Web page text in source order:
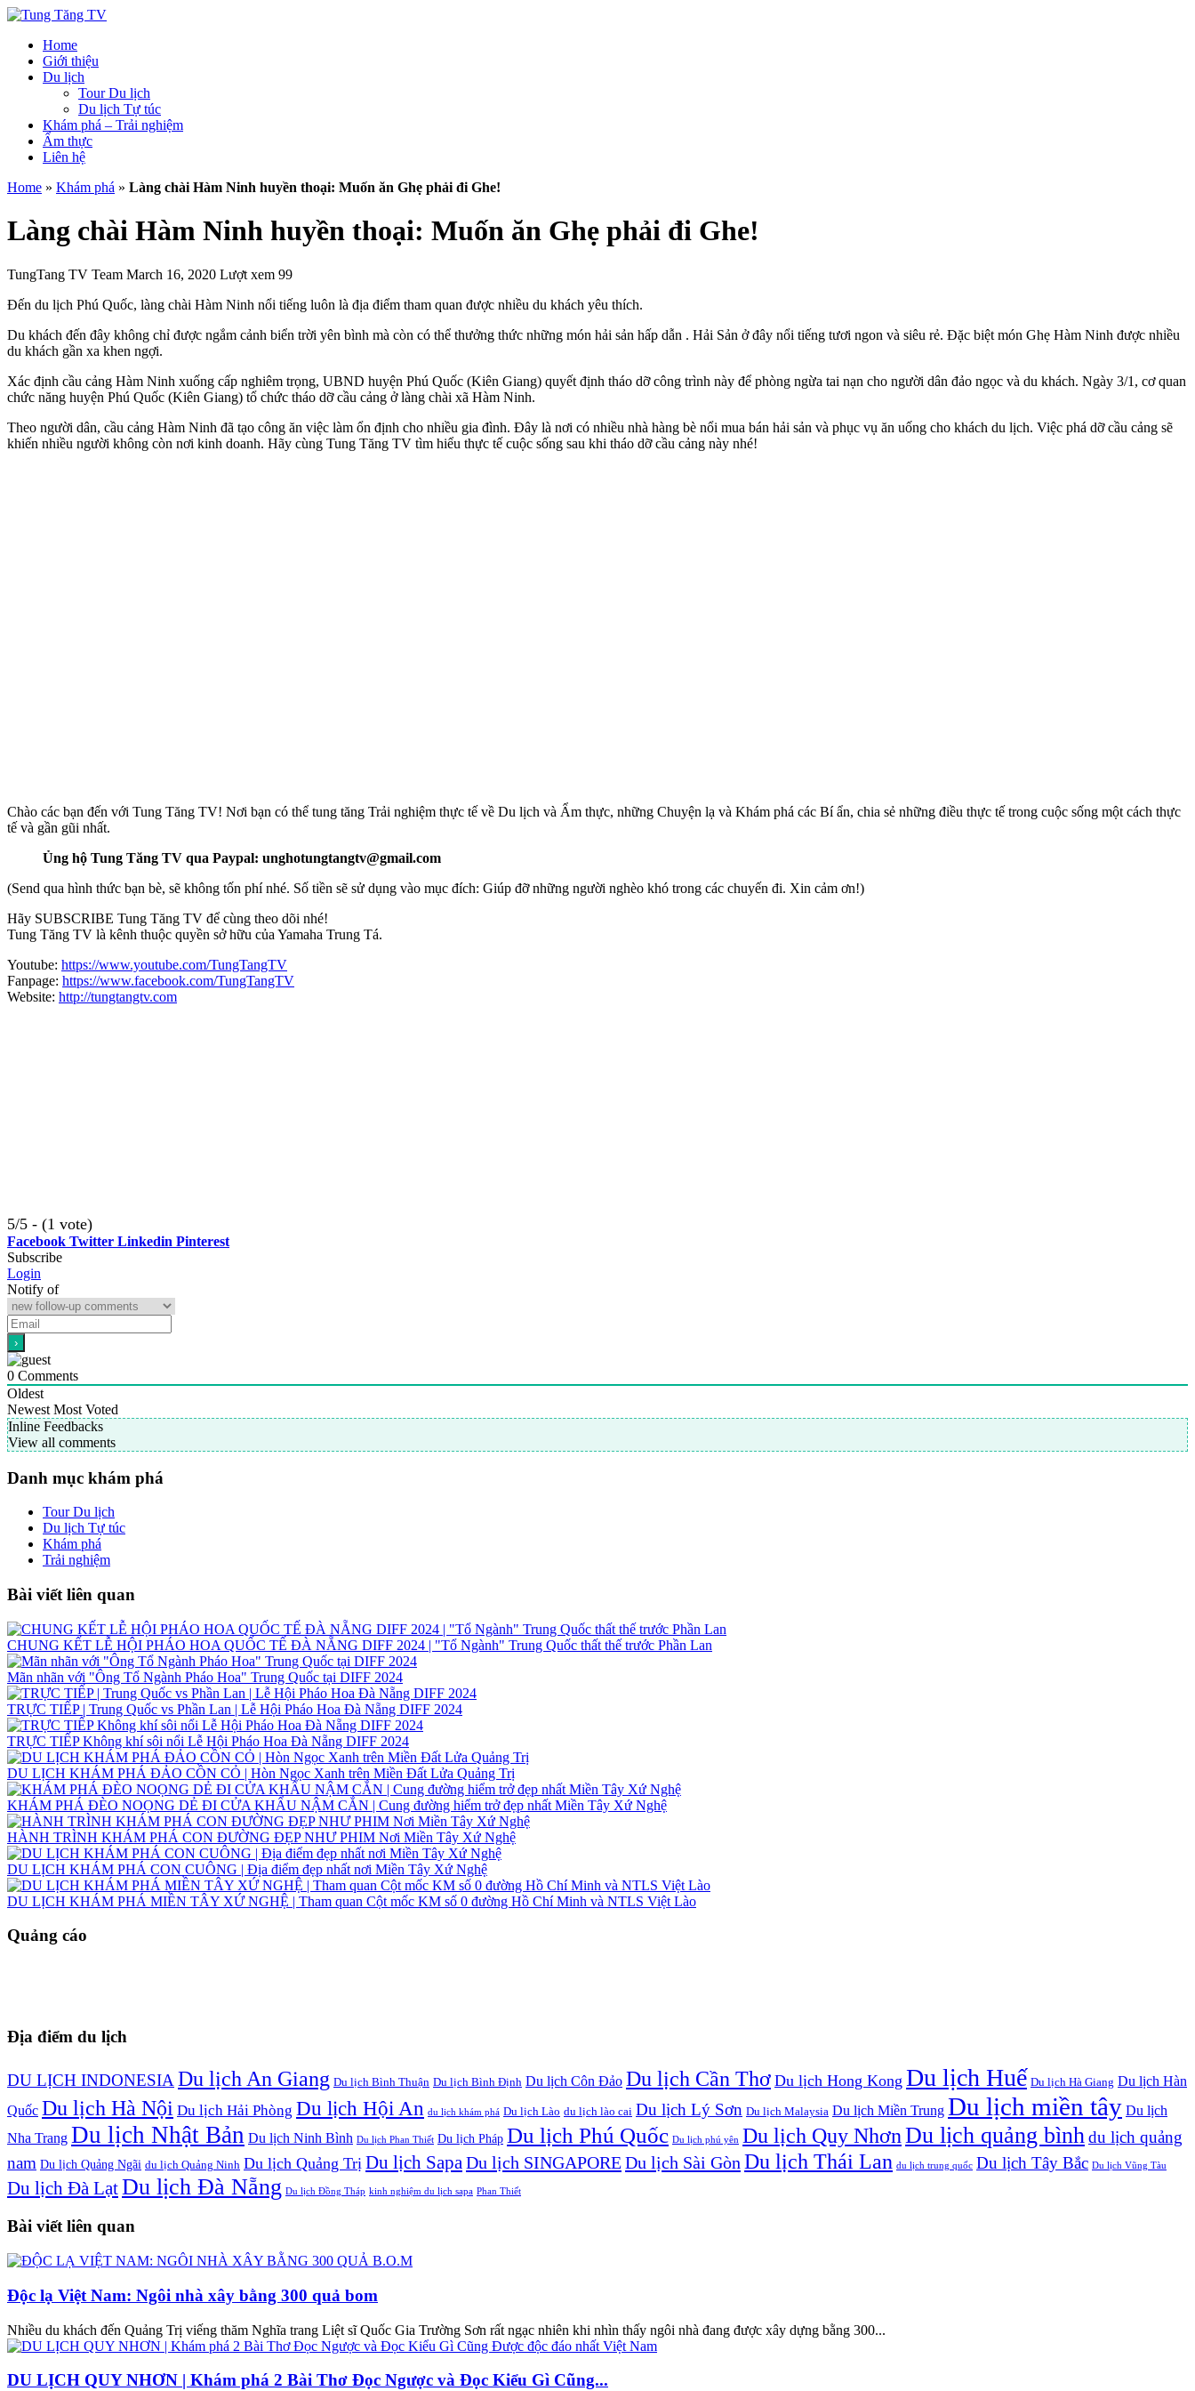
Home
Giới thiệu
Du lịch
Tour Du lịch
Du lịch Tự túc
Khám phá – Trải nghiệm
Ẩm thực
Liên hệ
Home » Khám phá » Làng chài Hàm Ninh huyền thoại: Muốn ăn Ghẹ phải đi Ghe!
Làng chài Hàm Ninh huyền thoại: Muốn ăn Ghẹ phải đi Ghe!
TungTang TV Team March 16, 2020 Lượt xem 99
Đến du lịch Phú Quốc, làng chài Hàm Ninh nổi tiếng luôn là địa điểm tham quan được nhiều du khách yêu thích.
Du khách đến đây không chỉ được ngắm cảnh biển trời yên bình mà còn có thể thưởng thức những món hải sản hấp dẫn . Hải Sản ở đây nổi tiếng tươi ngon và siêu rẻ. Đặc biệt món Ghẹ Hàm Ninh được nhiều
du khách gần xa khen ngợi.
Xác định cầu cảng Hàm Ninh xuống cấp nghiêm trọng, UBND huyện Phú Quốc (Kiên Giang) quyết định tháo dỡ công trình này để phòng ngừa tai nạn cho người dân đảo ngọc và du khách. Ngày 3/1, cơ quan
chức năng huyện Phú Quốc (Kiên Giang) tổ chức tháo dỡ cầu cảng ở làng chài xã Hàm Ninh.
Theo người dân, cầu cảng Hàm Ninh đã tạo công ăn việc làm ổn định cho nhiều gia đình. Đây là nơi có nhiều nhà hàng bè nổi mua bán hải sản và phục vụ ăn uống cho khách du lịch. Việc phá dỡ cầu cảng sẽ
khiến nhiều người không còn nơi kinh doanh. Hãy cùng Tung Tăng TV tìm hiểu thực tế cuộc sống sau khi tháo dỡ cầu cảng này nhé!
Chào các bạn đến với Tung Tăng TV! Nơi bạn có thể tung tăng Trải nghiệm thực tế về Du lịch và Ẩm thực, những Chuyện lạ và Khám phá các Bí ẩn, chia sẻ những điều thực tế trong cuộc sống một cách thực
tế và gần gũi nhất.
Ủng hộ Tung Tăng TV qua Paypal: unghotungtangtv@gmail.com
(Send qua hình thức bạn bè, sẽ không tốn phí nhé. Số tiền sẽ sử dụng vào mục đích: Giúp đỡ những người nghèo khó trong các chuyến đi. Xin cảm ơn!)
Hãy SUBSCRIBE Tung Tăng TV để cùng theo dõi nhé!
Tung Tăng TV là kênh thuộc quyền sở hữu của Yamaha Trung Tá.
Youtube: https://www.youtube.com/TungTangTV
Fanpage: https://www.facebook.com/TungTangTV
Website: http://tungtangtv.com
5/5 - (1 vote)
Facebook Twitter Linkedin Pinterest
Subscribe
Login
Notify of
0 Comments
Oldest
Newest Most Voted
Inline Feedbacks
View all comments
Danh mục khám phá
Tour Du lịch
Du lịch Tự túc
Khám phá
Trải nghiệm
Bài viết liên quan
CHUNG KẾT LỄ HỘI PHÁO HOA QUỐC TẾ ĐÀ NẴNG DIFF 2024 | "Tổ Ngành" Trung Quốc thất thế trước Phần Lan
Mãn nhãn với "Ông Tổ Ngành Pháo Hoa" Trung Quốc tại DIFF 2024
TRỰC TIẾP | Trung Quốc vs Phần Lan | Lễ Hội Pháo Hoa Đà Nẵng DIFF 2024
TRỰC TIẾP Không khí sôi nổi Lễ Hội Pháo Hoa Đà Nẵng DIFF 2024
DU LỊCH KHÁM PHÁ ĐẢO CỒN CỎ | Hòn Ngọc Xanh trên Miền Đất Lửa Quảng Trị
KHÁM PHÁ ĐÈO NOỌNG DẺ ĐI CỬA KHẨU NẬM CẮN | Cung đường hiểm trở đẹp nhất Miền Tây Xứ Nghệ
HÀNH TRÌNH KHÁM PHÁ CON ĐƯỜNG ĐẸP NHƯ PHIM Nơi Miền Tây Xứ Nghệ
DU LỊCH KHÁM PHÁ CON CUÔNG | Địa điểm đẹp nhất nơi Miền Tây Xứ Nghệ
DU LỊCH KHÁM PHÁ MIỀN TÂY XỨ NGHỆ | Tham quan Cột mốc KM số 0 đường Hồ Chí Minh và NTLS Việt Lào
Quảng cáo
Địa điểm du lịch
DU LỊCH INDONESIA Du lịch An Giang Du lịch Bình Thuận Du lịch Bình Định Du lịch Côn Đảo Du lịch Cần Thơ Du lịch Hong Kong Du lịch Huế Du lịch Hà Giang Du lịch Hàn
Quốc Du lịch Hà Nội Du lịch Hải Phòng Du lịch Hội An du lịch khám phá Du lịch Lào du lịch lào cai Du lịch Lý Sơn Du lịch Malaysia Du lịch Miền Trung Du lịch miền tây Du lịch
Nha Trang Du lịch Nhật Bản Du lịch Ninh Bình Du lịch Phan Thiết Du lịch Pháp Du lịch Phú Quốc Du lịch phú yên Du lịch Quy NhơnDu lịch quảng bình du lịch quảng
nam Du lịch Quảng Ngãi du lịch Quảng Ninh Du lịch Quảng Trị Du lịch Sapa Du lịch SINGAPOREDu lịch Sài Gòn Du lịch Thái Lan du lịch trung quốc Du lịch Tây Bắc Du lịch Vũng Tàu
Du lịch Đà LạtDu lịch Đà Nẵng Du lịch Đồng Tháp kinh nghiệm du lịch sapa Phan Thiết
Bài viết liên quan
Độc lạ Việt Nam: Ngôi nhà xây bằng 300 quả bom
Nhiều du khách đến Quảng Trị viếng thăm Nghĩa trang Liệt sĩ Quốc Gia Trường Sơn rất ngạc nhiên khi nhìn thấy ngôi nhà đang được xây dựng bằng 300...
DU LỊCH QUY NHƠN | Khám phá 2 Bài Thơ Đọc Ngược và Đọc Kiểu Gì Cũng...